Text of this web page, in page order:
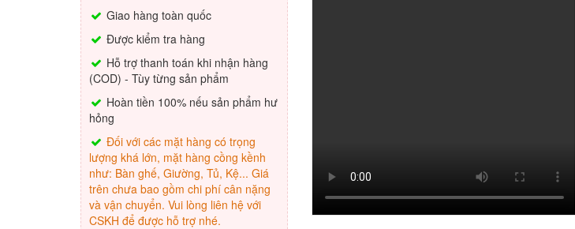
Giao hàng toàn quốc
Được kiểm tra hàng
Hỗ trợ thanh toán khi nhận hàng
(COD) - Tùy từng sản phẩm
Hoàn tiền 100% nếu sản phẩm hư
hỏng
Đối với các mặt hàng có trọng
lượng khá lớn, mặt hàng cồng kềnh
như: Bàn ghế, Giường, Tủ, Kệ... Giá
trên chưa bao gồm chi phí cân nặng
và vận chuyển. Vui lòng liên hệ với
CSKH để được hỗ trợ nhé.